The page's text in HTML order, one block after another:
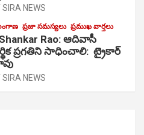
SIRA NEWS
ప్రజా సమస్యలు ప్రముఖ వార్తలు
Rao: ఆదివాసీ
ప్రగతిని సాధించాలి: ట్రైకార్
SIRA NEWS